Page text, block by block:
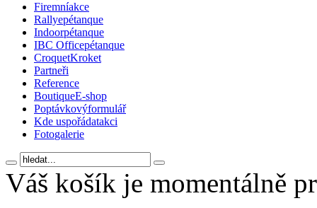
Firemníakce
Rallyepétanque
Indoorpétanque
IBC Officepétanque
CroquetKroket
Partneři
Reference
BoutiqueE-shop
Poptávkovýformulář
Kde uspořádatakci
Fotogalerie
Váš košík je momentálně